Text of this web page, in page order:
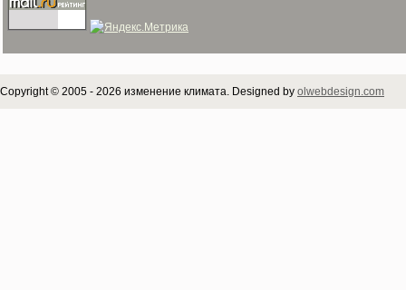
Copyright © 2005 - 2026 изменение климата. Designed by olwebdesign.com